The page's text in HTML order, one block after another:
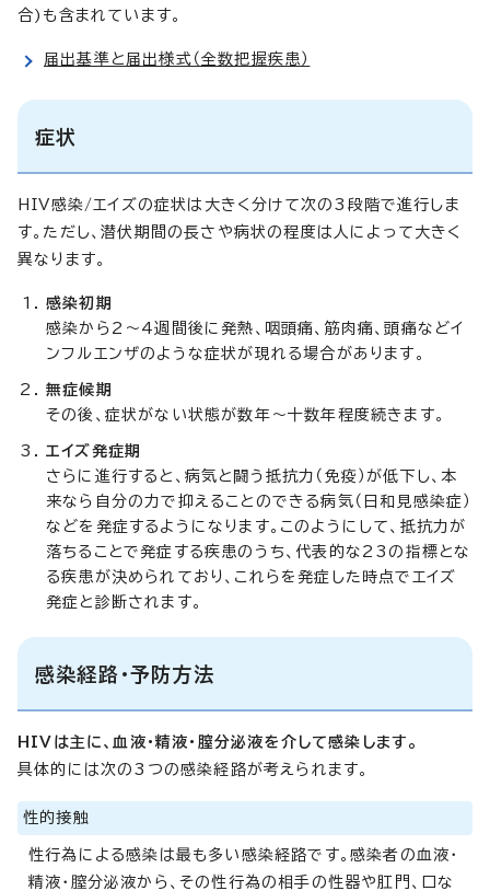
合)も含まれています。
届出基準と届出様式（全数把握疾患）
症状
HIV感染/エイズの症状は大きく分けて次の3段階で進行しま
す。ただし、潜伏期間の長さや病状の程度は人によって大きく
異なります。
感染初期
感染から2～4週間後に発熱、咽頭痛、筋肉痛、頭痛などイ
ンフルエンザのような症状が現れる場合があります。
無症候期
その後、症状がない状態が数年～十数年程度続きます。
エイズ発症期
さらに進行すると、病気と闘う抵抗力（免疫）が低下し、本
来なら自分の力で抑えることのできる病気（日和見感染症）
などを発症するようになります。このようにして、抵抗力が
落ちることで発症する疾患のうち、代表的な23の指標とな
る疾患が決められており、これらを発症した時点でエイズ
発症と診断されます。
感染経路・予防方法
HIVは主に、血液・精液・膣分泌液を介して感染します。
具体的には次の3つの感染経路が考えられます。
性的接触
性行為による感染は最も多い感染経路です。感染者の血液・
精液・膣分泌液から、その性行為の相手の性器や肛門、口な